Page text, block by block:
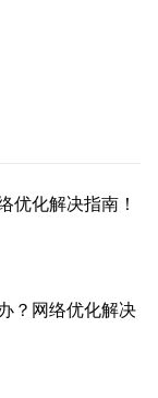
优化解决指南！
？网络优化解决